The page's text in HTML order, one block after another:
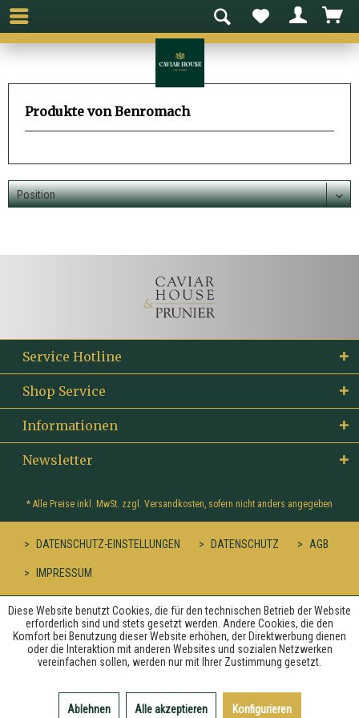
Produkte von Benromach
Service Hotline
Shop Service
Informationen
Newsletter
* Alle Preise inkl. MwSt. zzgl. Versandkosten, sofern nicht anders angegeben
DATENSCHUTZ-EINSTELLUNGEN DATENSCHUTZ AGB
IMPRESSUM
Diese Website benutzt Cookies, die für den technischen Betrieb der Website
erforderlich sind und stets gesetzt werden. Andere Cookies, die den
Komfort bei Benutzung dieser Website erhöhen, der Direktwerbung dienen
oder die Interaktion mit anderen Websites und sozialen Netzwerken
vereinfachen sollen, werden nur mit Ihrer Zustimmung gesetzt.
Ablehnen Alle akzeptieren Konfigurieren